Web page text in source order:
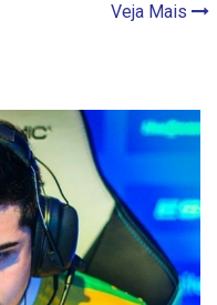
Veja Mais